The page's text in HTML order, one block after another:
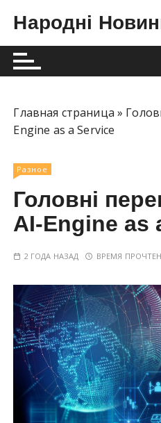
р
й
Народні
Главная страница »
Engine as a Service
Разное
Головні
AI-Engine as
2 ГОДА НАЗАД ВРЕМЯ